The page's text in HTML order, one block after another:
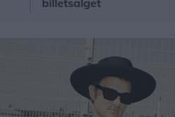
billetsalget